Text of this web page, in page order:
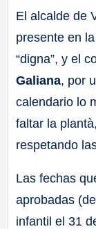
El alcalde de
presente en
“digna”, y el
Galiana, por
calendario lo
faltar la
respetando
Las fechas
aprobadas
infantil el 31